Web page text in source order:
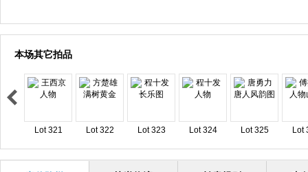
本场其它拍品
Lot 321 Lot 322 Lot 323 Lot 324 Lot 325 Lot